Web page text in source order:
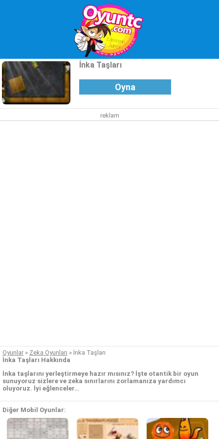
İnka Taşları
Oyna
reklam
Oyunlar » Zeka Oyunları » İnka Taşları
İnka Taşları Hakkında
İnka taşlarını yerleştirmeye hazır mısınız? İşte otantik bir oyun
sunuyoruz sizlere ve zeka sınırlarını zorlamanıza yardımcı
oluyoruz. İyi eğlenceler…
Diğer Mobil Oyunlar: